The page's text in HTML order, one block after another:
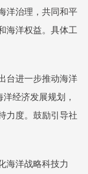
洋治理，共同和平
海洋权益。具体工
进一步推动海洋
经济发展规划，
力度。鼓励引导社
洋战略科技力